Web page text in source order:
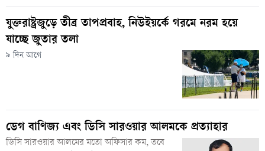
যুক্তরাষ্ট্রজুড়ে তীব্র তাপপ্রবাহ, নিউইয়র্কে গরমে নরম হয়ে
যাচ্ছে জুতার তলা
৯ দিন আগে
ডেগ বাণিজ্য এবং ডিসি সারওয়ার আলমকে প্রত্যাহার
ডিসি সারওয়ার আলমের মতো অফিসার কম, তবে